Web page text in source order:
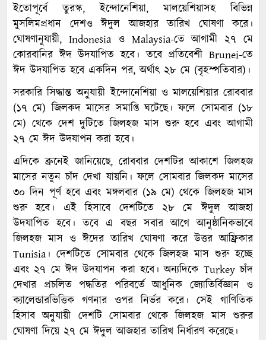
ইতোপূর্বে তুরস্ক, ইন্দোনেশিয়া, মালয়েশিয়াসহ বিভিন্ন
মুসলিমপ্রধান দেশও ঈদুল আজহার তারিখ ঘোষণা করে।
ঘোষণানুযায়ী, Indonesia ও Malaysia-তে আগামী ২৭ মে
কোরবানির ঈদ উদযাপিত হবে। তবে প্রতিবেশী Brunei-তে
ঈদ উদযাপিত হবে একদিন পর, অর্থাৎ ২৮ মে (বৃহস্পতিবার)।
সরকারি সিদ্ধান্ত অনুযায়ী ইন্দোনেশিয়া ও মালয়েশিয়ার রোববার
(১৭ মে) জিলকদ মাসের সমাপ্তি ঘটেছে। ফলে সোমবার (১৮
মে) থেকে দেশ দুটিতে জিলহজ মাস শুরু হবে এবং আগামী
২৭ মে ঈদ উদযাপন করা হবে।
এদিকে ব্রুনেই জানিয়েছে, রোববার দেশটির আকাশে জিলহজ
মাসের নতুন চাঁদ দেখা যায়নি। ফলে সোমবার জিলকদ মাসের
৩০ দিন পূর্ণ হবে এবং মঙ্গলবার (১৯ মে) থেকে জিলহজ মাস
শুরু হবে। এই হিসাবে দেশটিতে ২৮ মে ঈদুল আজহা
উদযাপিত হবে। তবে এ বছর সবার আগে আনুষ্ঠানিকভাবে
জিলহজ মাস ও ঈদের তারিখ ঘোষণা করে উত্তর আফ্রিকার
Tunisia। দেশটিতে সোমবার থেকে জিলহজ মাস শুরু হচ্ছে
এবং ২৭ মে ঈদ উদযাপন করা হবে। অন্যদিকে Turkey চাঁদ
দেখার প্রচলিত পদ্ধতির পরিবর্তে আধুনিক জ্যোতির্বিজ্ঞান ও
ক্যালেন্ডারভিত্তিক গণনার ওপর নির্ভর করে। সেই গাণিতিক
হিসাব অনুযায়ী দেশটি সোমবার থেকে জিলহজ মাস শুরুর
ঘোষণা দিয়ে ২৭ মে ঈদুল আজহার তারিখ নির্ধারণ করেছে।